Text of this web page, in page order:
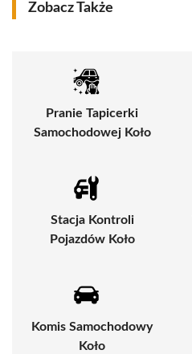
Zobacz Także
Pranie Tapicerki
Samochodowej Koło
Stacja Kontroli
Pojazdów Koło
Komis Samochodowy
Koło